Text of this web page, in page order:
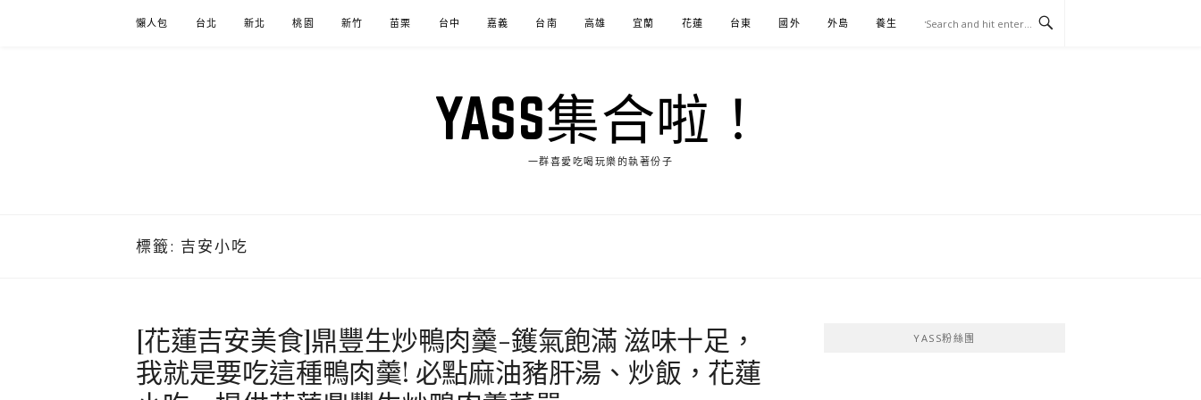
懶人包 台北 新北 桃園 新竹 苗栗 台中 嘉義 台南 高雄 宜蘭 花蓮 台東 國外 外島 養生 伴手禮
YASS集合啦！
一群喜愛吃喝玩樂的執著份子
標籤: 吉安小吃
[花蓮吉安美食]鼎豐生炒鴨肉羹-鑊氣飽滿 滋味十足，
我就是要吃這種鴨肉羹! 必點麻油豬肝湯、炒飯，花蓮
YASS粉絲團